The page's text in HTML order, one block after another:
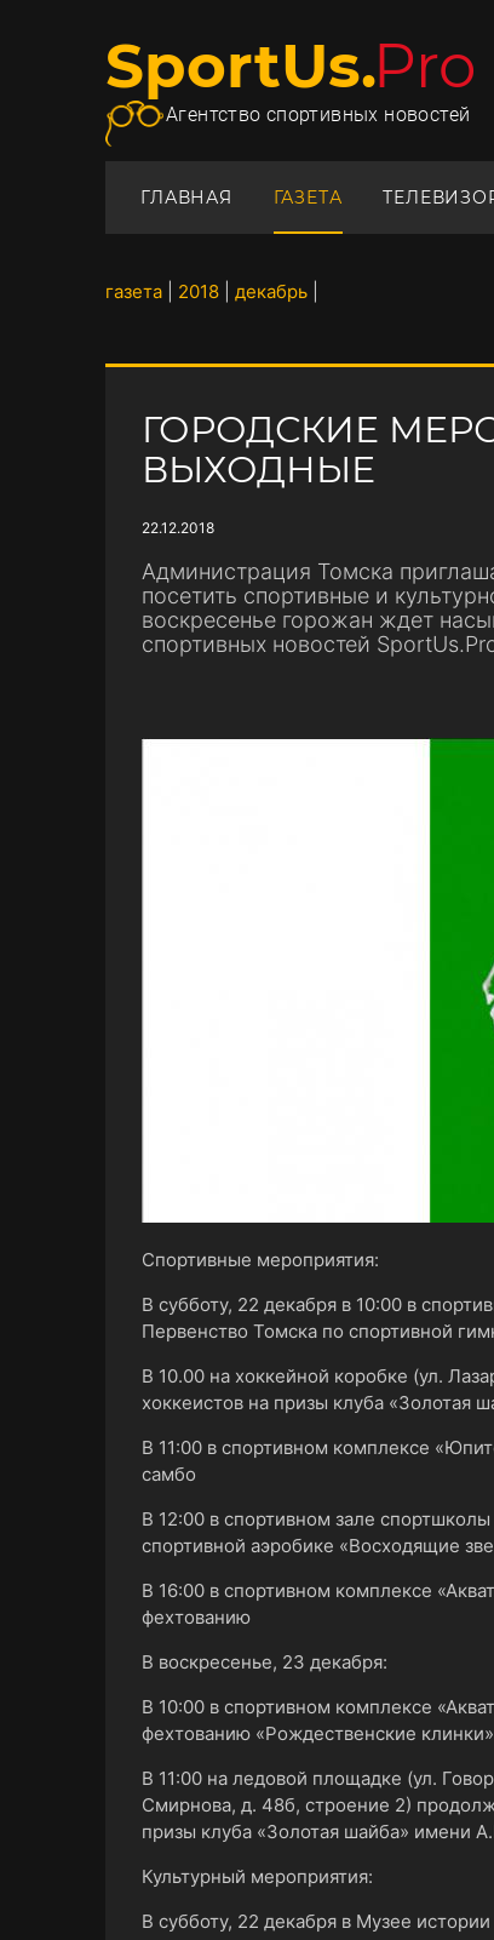
SportUs.Pro
Агентство спортивных новостей
ГЛАВНАЯ ГАЗЕТА
газета 2018 декабрь
ГОРОДСКИЕ
ВЫХОДНЫЕ
22.12.2018
Администрация Томска
посетить спортивные и
воскресенье горожан ждет
спортивных новостей
Спортивные мероприятия:
В субботу, 22 декабря в 10:00 в
Первенство Томска по спортивной
В 10.00 на хоккейной коробке (ул.
хоккеистов на призы клуба «Золотая
В 11:00 в спортивном комплексе
самбо
В 12:00 в спортивном зале
спортивной аэробике «Восходящие
В 16:00 в спортивном комплексе
фехтованию
В воскресенье, 23 декабря:
В 10:00 в спортивном комплексе
фехтованию «Рождественские клинки»
В 11:00 на ледовой площадке (ул.
Смирнова, д. 48б, строение 2)
призы клуба «Золотая шайба» имени
Культурный мероприятия:
В субботу, 22 декабря в Музее